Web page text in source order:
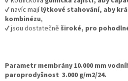
✔️ navíc majílýtkové stahování, aby
kombinézu,
✔️ jsou dostatečně široké, pro
Parametr membrány 10.000 mm
paroprodyšnost 3.000 g/m2/24.